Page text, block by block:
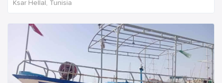
Ksar Hellal, Tunisia